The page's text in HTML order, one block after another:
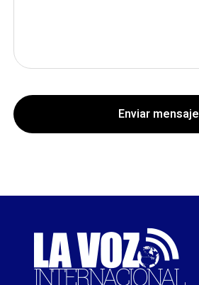
Enviar mensaje